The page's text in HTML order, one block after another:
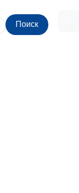
Поиск